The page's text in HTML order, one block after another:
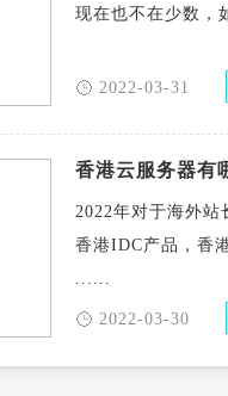
现在也不在少数，
2022-03-31
香港云服务器有
2022年对于海外
香港IDC产品，香
......
2022-03-30